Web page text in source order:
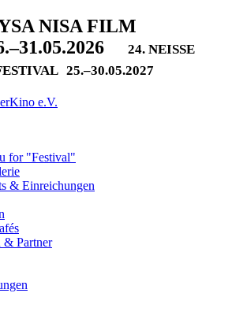
NISA FILM
24. NEISSE
25.–30.05.2027
e.V.
for "Festival"
& Einreichungen
& Partner